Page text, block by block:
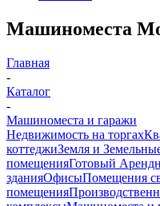
Машиноместа
Главная
-
Каталог
-
Машиноместа и гаражи
Недвижимость на торгах
коттеджиЗемля и
помещенияГотовый
зданияОфисыПомещения
помещения